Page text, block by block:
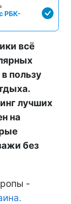
РБК-
всё
пользу
лучших
на
без
-